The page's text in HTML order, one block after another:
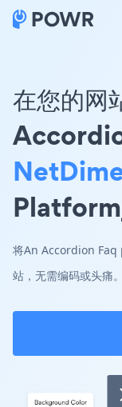
在您的网
将An Accordion
站，无需编码或头痛。